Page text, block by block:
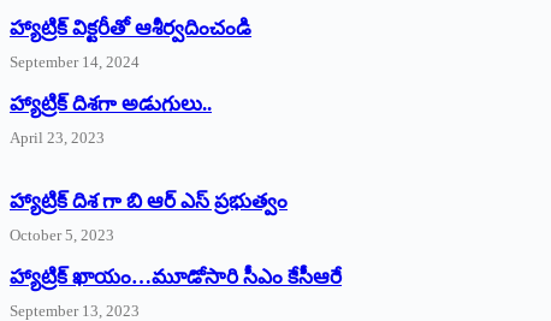
హ్యాట్రిక్‌ ‌విక్టరీతో ఆశీర్వదించండి
September 14, 2024
‌హ్యాట్రిక్‌ ‌దిశగా అడుగులు..
April 23, 2023
హ్యాట్రిక్ దిశ గా బి ఆర్ ఎస్ ప్రభుత్వం
October 5, 2023
హ్యాట్రిక్‌ ‌ఖాయం…మూడోసారి సీఎం కేసీఆరే
September 13, 2023